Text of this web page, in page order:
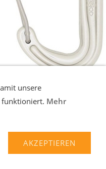
11,90 EUR*
unsere
funktioniert. Mehr
AKZEPTIEREN